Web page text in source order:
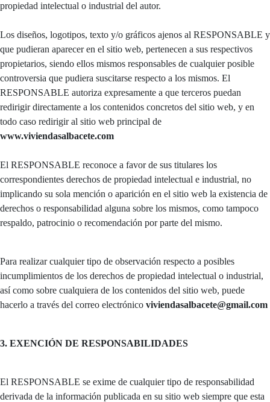
propiedad intelectual o industrial del autor.
Los diseños, logotipos, texto y/o gráficos ajenos al RESPONSABLE y
que pudieran aparecer en el sitio web, pertenecen a sus respectivos
propietarios, siendo ellos mismos responsables de cualquier posible
controversia que pudiera suscitarse respecto a los mismos. El
RESPONSABLE autoriza expresamente a que terceros puedan
redirigir directamente a los contenidos concretos del sitio web, y en
todo caso redirigir al sitio web principal de
www.viviendasalbacete.com
El RESPONSABLE reconoce a favor de sus titulares los
correspondientes derechos de propiedad intelectual e industrial, no
implicando su sola mención o aparición en el sitio web la existencia de
derechos o responsabilidad alguna sobre los mismos, como tampoco
respaldo, patrocinio o recomendación por parte del mismo.
Para realizar cualquier tipo de observación respecto a posibles
incumplimientos de los derechos de propiedad intelectual o industrial,
así como sobre cualquiera de los contenidos del sitio web, puede
hacerlo a través del correo electrónico viviendasalbacete@gmail.com
3. EXENCIÓN DE RESPONSABILIDADES
El RESPONSABLE se exime de cualquier tipo de responsabilidad
derivada de la información publicada en su sitio web siempre que esta